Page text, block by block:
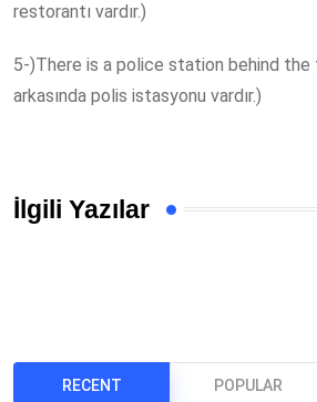
restorantı vardır.)
5-)There is a police station behind
arkasında polis istasyonu vardır.)
İlgili Yazılar
RECENT POPULAR